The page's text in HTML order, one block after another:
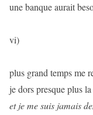
une banque aurait
vi)
plus grand temps me
je dors presque plus
et je me suis jamais